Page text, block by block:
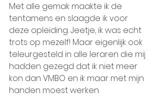
Met alle gemak maakte ik de
tentamens en slaagde ik voor
deze opleiding. Jeetje, ik was echt
trots op mezelf! Maar eigenlijk ook
teleurgesteld in alle leraren die mij
hadden gezegd dat ik niet meer
kon dan VMBO en ik maar met mijn
handen moest werken.